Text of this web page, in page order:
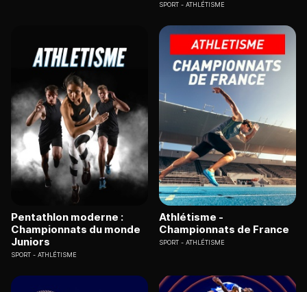
SPORT ATHLÉTISME
Pentathlon moderne :
Championnats du monde
Juniors
SPORT ATHLÉTISME
Athlétisme -
Championnats de France
SPORT ATHLÉTISME